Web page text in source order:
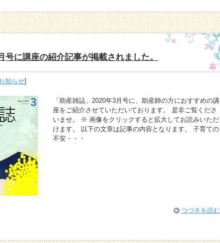
号に講座の紹介記事が掲載されました。
知らせ]
「助産雑誌」2020年3月号に、助産師の方におすすめの講
座をご紹介させていただいております。 是非ご覧くださ
いませ。 ※ 画像をクリックすると拡大してお読みいただ
けます。 以下の文章は記事の内容となります。 子育ての
不安・・・
つづきを読む